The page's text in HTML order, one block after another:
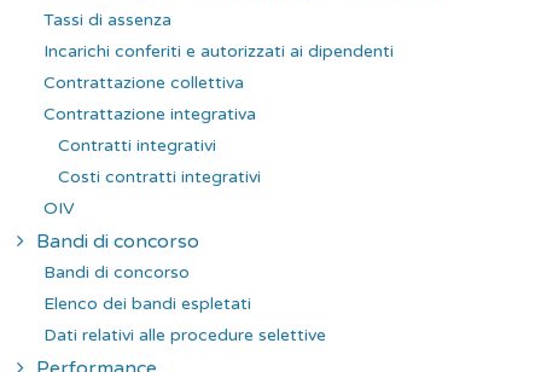
Tassi di assenza
Incarichi conferiti e autorizzati ai dipendenti
Contrattazione collettiva
Contrattazione integrativa
Contratti integrativi
Costi contratti integrativi
OIV
Bandi di concorso
Bandi di concorso
Elenco dei bandi espletati
Dati relativi alle procedure selettive